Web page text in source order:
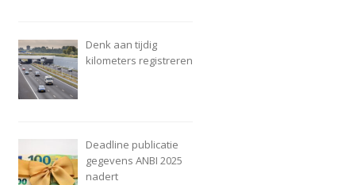
Denk aan tijdig
kilometers registreren
Deadline publicatie
gegevens ANBI 2025
nadert